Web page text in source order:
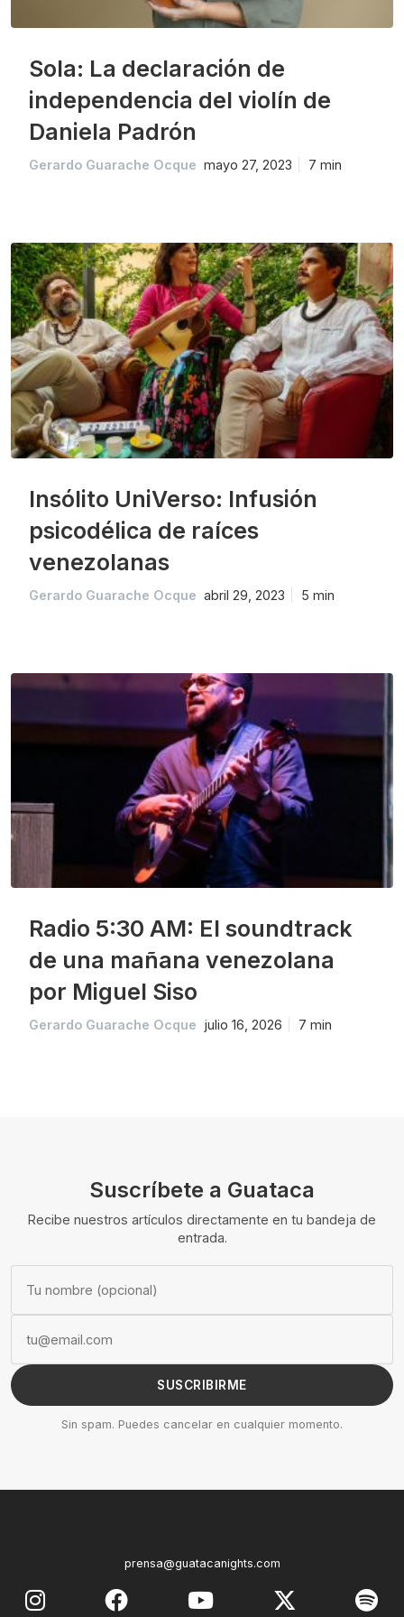
Sola: La declaración de
independencia del violín de
Daniela Padrón
Gerardo Guarache Ocque mayo 27, 2023 7 min
Insólito UniVerso: Infusión
psicodélica de raíces
venezolanas
Gerardo Guarache Ocque abril 29, 2023 5 min
Radio 5:30 AM: El soundtrack
de una mañana venezolana
por Miguel Siso
Gerardo Guarache Ocque julio 16, 2026 7 min
Suscríbete a Guataca
Recibe nuestros artículos directamente en tu bandeja de
entrada.
SUSCRIBIRME
Sin spam. Puedes cancelar en cualquier momento.
prensa@guatacanights.com